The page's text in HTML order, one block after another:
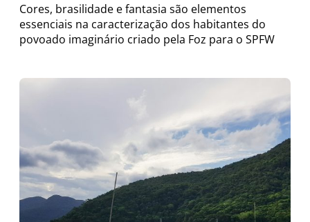
Cores, brasilidade e fantasia são elementos
essenciais na caracterização dos habitantes do
povoado imaginário criado pela Foz para o SPFW